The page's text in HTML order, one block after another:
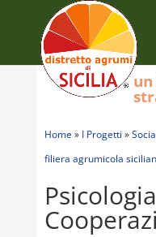
Home » I Progetti »
filiera agrumicola